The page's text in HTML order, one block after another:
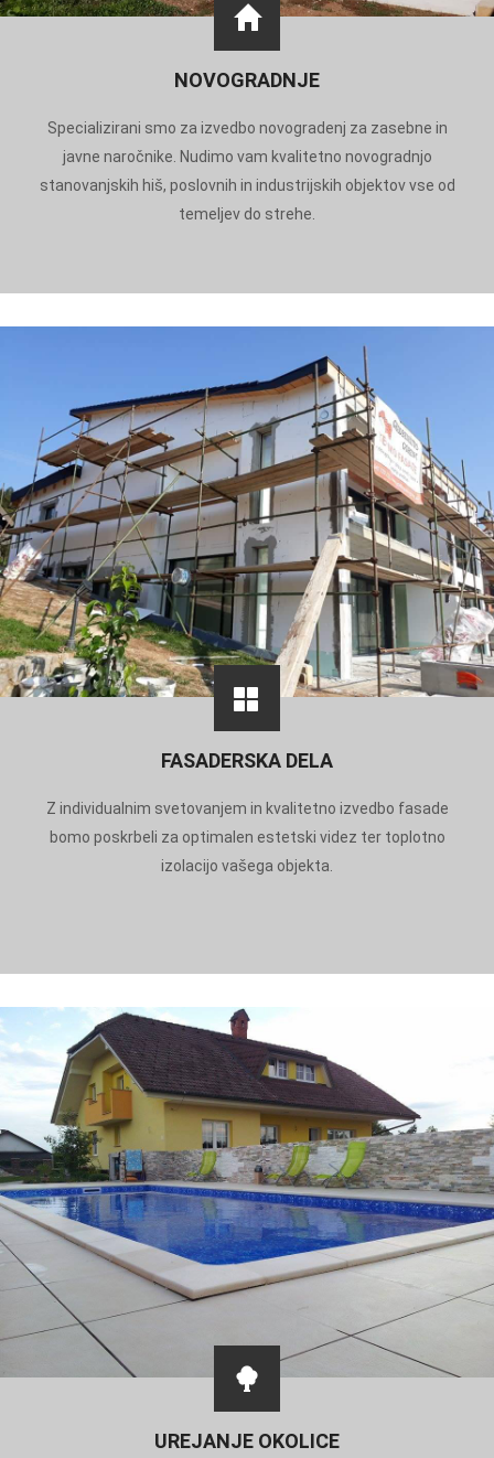
NOVOGRADNJE
Specializirani smo za izvedbo novogradenj za zasebne in
javne naročnike. Nudimo vam kvalitetno novogradnjo
stanovanjskih hiš, poslovnih in industrijskih objektov vse od
temeljev do strehe.
FASADERSKA DELA
Z individualnim svetovanjem in kvalitetno izvedbo fasade
bomo poskrbeli za optimalen estetski videz ter toplotno
izolacijo vašega objekta.
UREJANJE OKOLICE